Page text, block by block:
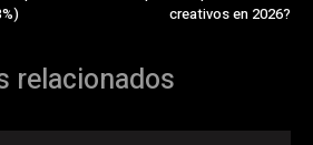
creativos en 2026?
relacionados